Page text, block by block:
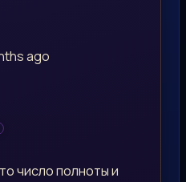
ago
число полноты и